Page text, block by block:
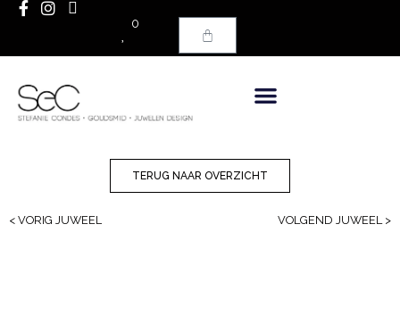
0
TERUG NAAR OVERZICHT
< VORIG JUWEEL VOLGEND JUWEEL >